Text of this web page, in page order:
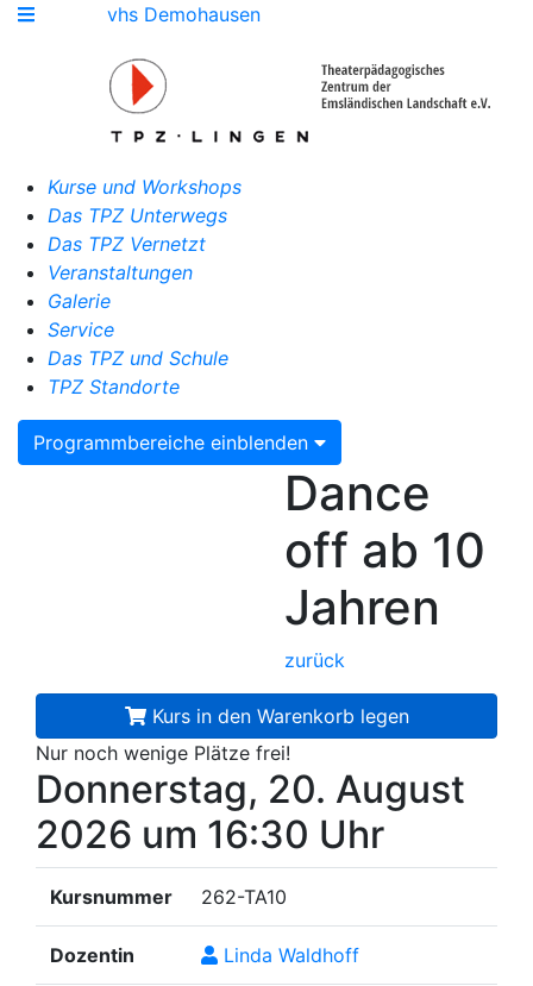
vhs Demohausen
Kurse und Workshops
Das TPZ Unterwegs
Das TPZ Vernetzt
Veranstaltungen
Galerie
Service
Das TPZ und Schule
TPZ Standorte
Programmbereiche einblenden
Dance
off ab 10
Jahren
zurück
Kurs in den Warenkorb legen
Nur noch wenige Plätze frei!
Donnerstag, 20. August
2026 um 16:30 Uhr
Kursnummer 262-TA10
Dozentin Linda Waldhoff